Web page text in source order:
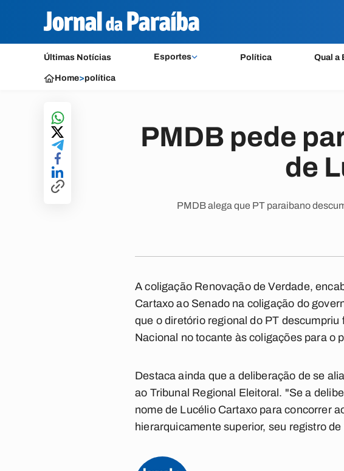
Últimas Notícias Esportes Política Qual a
Home>política
PMDB pede
de
PMDB alega que PT paraibano
A coligação Renovação de Verdade,
Cartaxo ao Senado na coligação do
que o diretório regional do PT
Nacional no tocante às coligações para o
Destaca ainda que a deliberação de se
ao Tribunal Regional Eleitoral. "Se a
nome de Lucélio Cartaxo para concorrer
hierarquicamente superior, seu registro